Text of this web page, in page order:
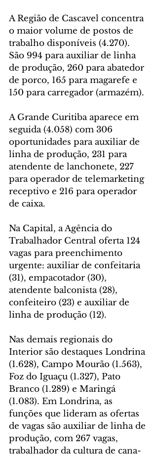
A Região de Cascavel concentra
o maior volume de postos de
trabalho disponíveis (4.270).
São 994 para auxiliar de linha
de produção, 260 para abatedor
de porco, 165 para magarefe e
150 para carregador (armazém).
A Grande Curitiba aparece em
seguida (4.058) com 306
oportunidades para auxiliar de
linha de produção, 231 para
atendente de lanchonete, 227
para operador de telemarketing
receptivo e 216 para operador
de caixa.
Na Capital, a Agência do
Trabalhador Central oferta 124
vagas para preenchimento
urgente: auxiliar de confeitaria
(31), empacotador (30),
atendente balconista (28),
confeiteiro (23) e auxiliar de
linha de produção (12).
Nas demais regionais do
Interior são destaques Londrina
(1.628), Campo Mourão (1.563),
Foz do Iguaçu (1.327), Pato
Branco (1.289) e Maringá
(1.083). Em Londrina, as
funções que lideram as ofertas
de vagas são auxiliar de linha de
produção, com 267 vagas,
trabalhador da cultura de cana-